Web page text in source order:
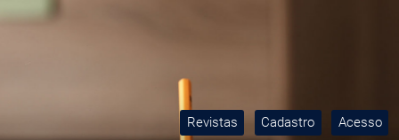
Ir para o menu de navegação principal
Ir para o conteúdo principal
Ir para o rodapé
Revistas Cadastro Acesso